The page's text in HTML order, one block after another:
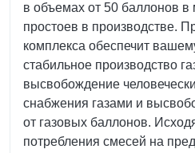
в объемах от 50 баллонов в
простоев в производстве.
комплекса обеспечит
стабильное производство
высвобождение
снабжения газами и
от газовых баллонов.
потребления смесей на